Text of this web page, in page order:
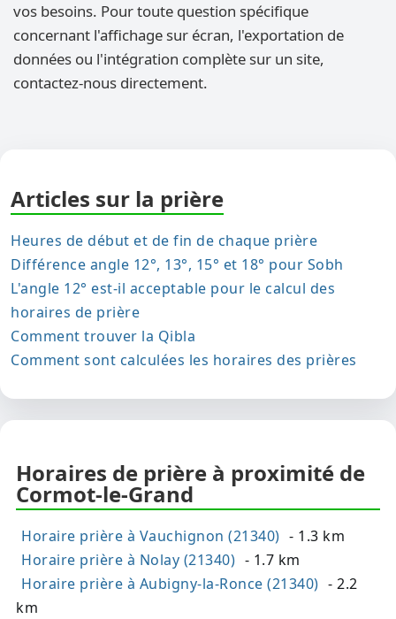
vos besoins. Pour toute question spécifique
concernant l'affichage sur écran, l'exportation de
données ou l'intégration complète sur un site,
contactez-nous directement.
Articles sur la prière
Heures de début et de fin de chaque prière
Différence angle 12°, 13°, 15° et 18° pour Sobh
L'angle 12° est-il acceptable pour le calcul des
horaires de prière
Comment trouver la Qibla
Comment sont calculées les horaires des prières
Horaires de prière à proximité de
Cormot-le-Grand
Horaire prière à Vauchignon (21340) - 1.3 km
Horaire prière à Nolay (21340) - 1.7 km
Horaire prière à Aubigny-la-Ronce (21340) - 2.2
km